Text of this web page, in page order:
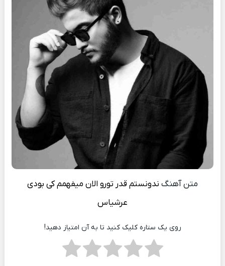
متن آهنگ ندونستم قدر تورو الان میفهمم کی بودی
عرشیاس
روی یک ستاره کلیک کنید تا به آن امتیاز دهید!